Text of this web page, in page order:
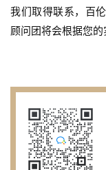
资
移
庭
我们取得联系，百
顾问团将会根据您